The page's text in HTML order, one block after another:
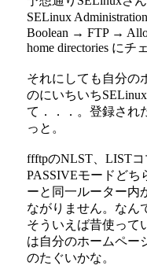
SELinux
Boolean → FTP →
home directories にチ
それにしても自分の
のにいちいち
て．．．。登録され
っと。
ffftpのNLST、LISTコ
PASSIVEモードど
ーと同一ルーター内
ながりません。なん
そういえば昔使って
は自分のホームペー
のたぐいかな。